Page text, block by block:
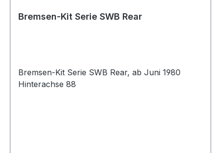
Bremsen-Kit Serie SWB Rear
Bremsen-Kit Serie SWB Rear, ab Juni 1980
Hinterachse 88